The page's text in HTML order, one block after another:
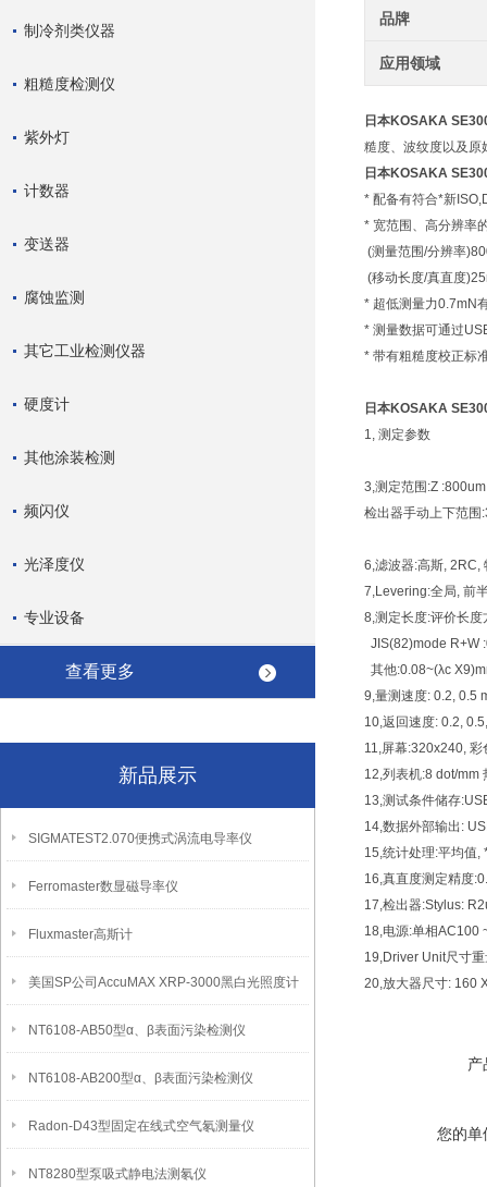
制冷剂类仪器
粗糙度检测仪
紫外灯
计数器
变送器
腐蚀监测
其它工业检测仪器
硬度计
其他涂装检测
频闪仪
光泽度仪
专业设备
查看更多
新品展示
SIGMATEST2.070便携式涡流电导率仪
Ferromaster数显磁导率仪
Fluxmaster高斯计
美国SP公司AccuMAX XRP-3000黑白光照度计
NT6108-AB50型α、β表面污染检测仪
NT6108-AB200型α、β表面污染检测仪
Radon-D43型固定在线式空气氡测量仪
NT8280型泵吸式静电法测氡仪
品牌
应用领域
日本KOSAKA
糙度、波纹度以及原
日本KOSAKA
* 配备有符合*新
* 宽范围、高分辨率
(测量范围/分辨率
(移动长度/真直度
* 超低测量力0.7mN
* 测量数据可通过
* 带有粗糙度校正标
日本KOSAKA
1, 测定参数
3,测定范围:Z
检出器手动上下范围
6,滤波器:高斯, 2RC,
7,Levering:全局, 前
8,测定长度:评价长
JIS(82)mode R+W
其他:0.08~(λc
9,量测速度: 0.2, 0.5
10,返回速度: 0.2,
11,屏幕:320x240,
12,列表机:8 dot/mm
13,测试条件储存
14,数据外部输出:
15,统计处理:平均值,
16,真直度测定精度
17,检出器:Stylus:
18,电源:单相AC100
19,Driver Unit尺寸
20,放大器尺寸: 160
产
您的单